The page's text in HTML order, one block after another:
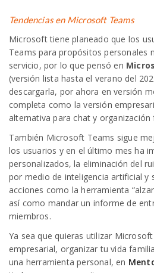
Tendencias en Microsoft Teams
Microsoft tiene planeado que los
Teams para propósitos personales
servicio, por lo que pensó en
(versión lista hasta el verano del
descargarla, por ahora en versión
completa como la versión
alternativa para chat y organización
También Microsoft Teams sigue
los usuarios y en el último mes ha
personalizados, la eliminación del
por medio de inteligencia artificial y
acciones como la herramienta
así como mandar un informe de
miembros.
Ya sea que quieras utilizar
empresarial, organizar tu vida
una herramienta personal, en